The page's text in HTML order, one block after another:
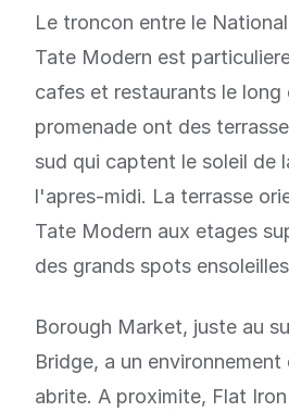
Le troncon entre le
Tate Modern est
cafes et restaurants le
promenade ont des
sud qui captent le soleil de
l'apres-midi. La terrasse
Tate Modern aux etages
des grands spots
Borough Market, juste au
Bridge, a un
abrite. A proximite, Flat